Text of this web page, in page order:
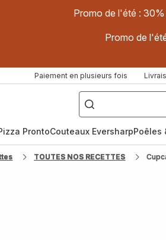
Promo de l'été :
Promo de
Paiement en plusieurs fois
["Poêles
inox,
Cake
Factory,
ProntoCouteaux EversharpPoêles
TOUTES NOS RECETTES